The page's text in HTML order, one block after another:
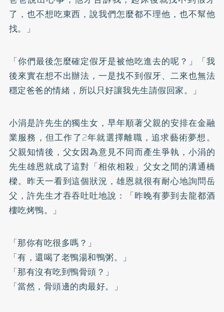
了，也不想吃東西，說我們怎麼都不理他，也不幫他
找。」
「你們最後怎麼確定假牙是被他吃進去的呢？」「我
後來實在想不出辦法，一是找不到假牙、二來也無法
穩定爸爸的情緒，所以只好讓我先生請假回家。」
小涓是許先生的獨生女，早年順著父親的安排在金融
業服務，但工作了2年就選擇離職，追求藝術夢想。
父親知情後，父女因為意見不同而產生爭執，小涓的
先生雄恩就成了這對「相依相殺」父女之間的溝通橋
樑。昨天一看到這個狀況，雄恩就很有耐心地詢問岳
父，許先生才吞吞吐吐地說：「昨晚有夢到去龍都酒
樓吃烤鴨。」
「那你有吃很多嗎？」
「有，還喝了老鴨湯和鴨粥。」
「那有沒有吃到鴨骨頭？」
「當然，骨頭邊的肉最好。」